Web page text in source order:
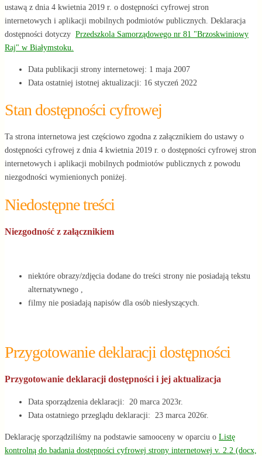
ustawą z dnia 4 kwietnia 2019 r. o dostępności cyfrowej stron
internetowych i aplikacji mobilnych podmiotów publicznych. Deklaracja
dostępności dotyczy Przedszkola Samorządowego nr 81 "Brzoskwiniowy
Raj" w Białymstoku.
Data publikacji strony internetowej: 1 maja 2007
Data ostatniej istotnej aktualizacji: 16 styczeń 2022
Stan dostępności cyfrowej
Ta strona internetowa jest częściowo zgodna z załącznikiem do ustawy o
dostępności cyfrowej z dnia 4 kwietnia 2019 r. o dostępności cyfrowej stron
internetowych i aplikacji mobilnych podmiotów publicznych z powodu
niezgodności wymienionych poniżej.
Niedostępne treści
Niezgodność z załącznikiem
niektóre obrazy/zdjęcia dodane do treści strony nie posiadają tekstu
alternatywnego ,
filmy nie posiadają napisów dla osób niesłyszących.
Przygotowanie deklaracji dostępności
Przygotowanie deklaracji dostępności i jej aktualizacja
Data sporządzenia deklaracji: 20 marca 2023r.
Data ostatniego przeglądu deklaracji: 23 marca 2026r.
Deklarację sporządziliśmy na podstawie samooceny w oparciu o Listę
kontrolną do badania dostępności cyfrowej strony internetowej v. 2.2 (docx,